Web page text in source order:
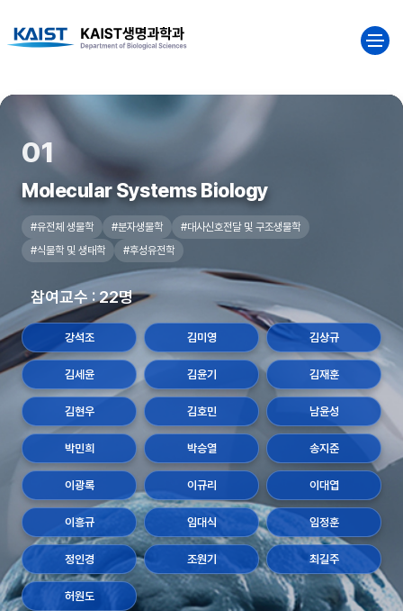
메인메뉴 바로가기
전체
01
Molecular Systems Biology
#유전체 생물학 #분자생물학
#대사신호전달 및 구조생물학
#식물학 및 생태학
#후성유전학
참여교수 : 22명
강석조 김미영 김상규
김세윤 김윤기 김재훈
김현우 김호민 남윤성
박민희 박승열 송지준
이광록 이규리 이대엽
이흥규 임대식 임정훈
정인경 조원기 최길주
허원도